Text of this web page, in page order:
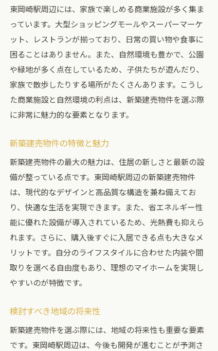
東岡崎駅周辺には、家族で楽しめる商業施設が多く集ま
っています。大型ショッピングモールやスーパーマーケ
ット、レストランが揃っており、日常の買い物や食事に
困ることはありません。また、自然環境も豊かで、公園
や緑地が多く点在しているため、子供たちが遊んだり、
家族で散歩したりする場所がたくさんあります。こうし
た商業施設と自然環境の利点は、新築建売物件を選ぶ際
に非常に魅力的な要素となります。
新築建売物件の特徴と魅力
新築建売物件の最大の魅力は、住居の新しさと最新の設
備が整っている点です。東岡崎駅周辺の新築建売物件
は、現代的なデザインと高品質な構造を兼ね備えてお
り、快適な生活を実現できます。また、省エネルギー性
能に優れた設備が導入されているため、光熱費も抑えら
れます。さらに、購入後すぐに入居できる点も大きなメ
リットです。自分のライフスタイルに合わせた内装や間
取りを選べる自由度もあり、理想のマイホームを実現し
やすいのが特徴です。
検討すべき地域の将来性
新築建売物件を選ぶ際には、地域の将来性も重要な要素
です。東岡崎駅周辺は、今後も開発が進むことが予測さ